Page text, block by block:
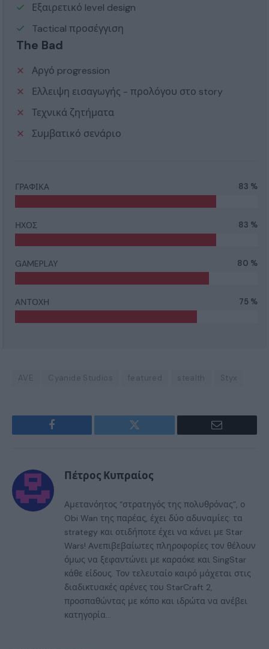
Εξαιρετικό level design
Tactical προσέγγιση
The Bad
Αργό progression
Ελλειψη εισαγωγής - προλόγου στο story
Τεχνικά ζητήματα
Συμβατικό σενάριο
ΓΡΑΦΙΚΑ 83 %
ΗΧΟΣ 83 %
GAMEPLAY 80 %
ΑΝΤΟΧΗ 75 %
AVE Cyanide Studios featured stealth Styx
Facebook Twitter Email
Πέτρος Κυπραίος
Αμετανόητος “στρατηγός της πολυθρόνας”, ο
Obi Wan της παρέας, έχει δύο αδυναμίες: τα
strategy και οτιδήποτε έχει να κάνει με Star
Wars! Ανεπιβεβαίωτες πληροφορίες τον θέλουν
όμως να ξεφαντώνει με καραόκε και SingStar
κάθε είδους. Τον τελευταίο καιρό μάχεται στις
διαδικτυακές αρένες του StarCraft 2,
προσπαθώντας με κόπο και ιδρώτα να ανέβει
κατηγορία...